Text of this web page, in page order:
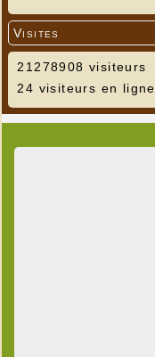
Visites
21278908 visiteurs
24 visiteurs en ligne